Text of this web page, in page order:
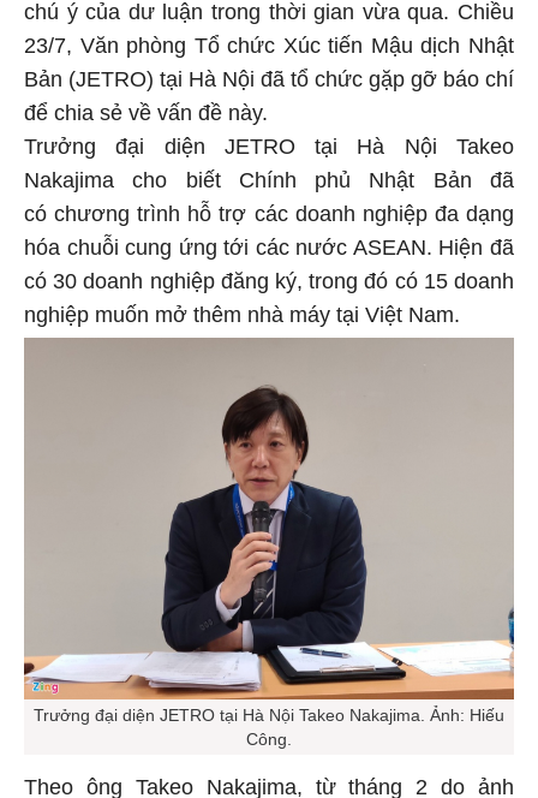
chú ý của dư luận trong thời gian vừa qua. Chiều
23/7, Văn phòng Tổ chức Xúc tiến Mậu dịch Nhật
Bản (JETRO) tại Hà Nội đã tổ chức gặp gỡ báo chí
để chia sẻ về vấn đề này.
Trưởng đại diện JETRO tại Hà Nội Takeo
Nakajima cho biết Chính phủ Nhật Bản đã
có chương trình hỗ trợ các doanh nghiệp đa dạng
hóa chuỗi cung ứng tới các nước ASEAN. Hiện đã
có 30 doanh nghiệp đăng ký, trong đó có 15 doanh
nghiệp muốn mở thêm nhà máy tại Việt Nam.
Trưởng đại diện JETRO tại Hà Nội Takeo Nakajima. Ảnh: Hiếu
Công.
Theo ông Takeo Nakajima, từ tháng 2 do ảnh